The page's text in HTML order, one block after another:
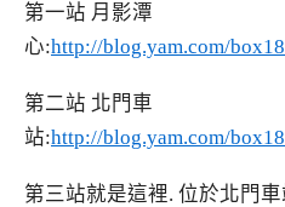
第一站 月影潭
心:http://blog.yam.com/
第二站 北門車
站:http://blog.yam.com/
第三站就是這裡. 位於北門